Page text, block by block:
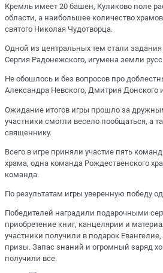
Кремль имеет 20 башен, Куликово поле
области, а наибольшее количество
святого Николая Чудотворца.
Одной из центральных тем стали задания
Сергия Радонежского, игумена земли
Не обошлось и без вопросов про
Александра Невского, Дмитрия Донского
Ожидание итогов игры прошло за
участники смогли весело пообщаться, а
священнику.
Всего в игре приняли участие пять
храма, одна команда Рождественского
команда.
По результатам игры уверенную победу
Победителей наградили подарочными
приобретение книг, канцелярии и
участники получили в подарок
призы. Запас знаний и огромный заряд
получили все.